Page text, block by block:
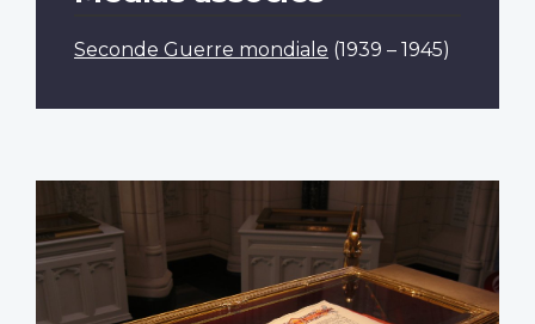
Seconde Guerre mondiale (1939 – 1945)